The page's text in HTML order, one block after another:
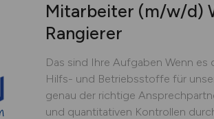
Mitarbeiter (m/w/d)
Rangierer
Das sind Ihre Aufgaben Wenn
Hilfs- und Betriebsstoffe für
genau der richtige
und quantitativen Kontrollen